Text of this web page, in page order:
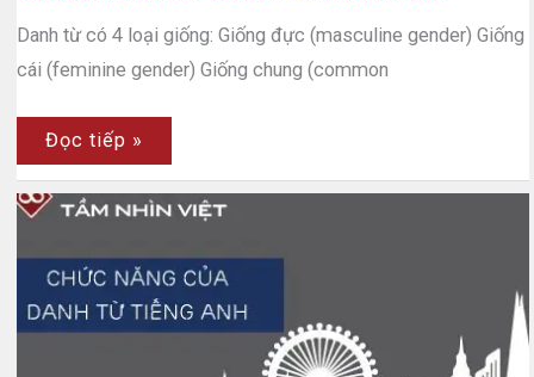
Danh từ có 4 loại giống: Giống đực (masculine gender) Giống
cái (feminine gender) Giống chung (common
Giống
của
danh
từ
trong
Anh
Đọc tiếp »